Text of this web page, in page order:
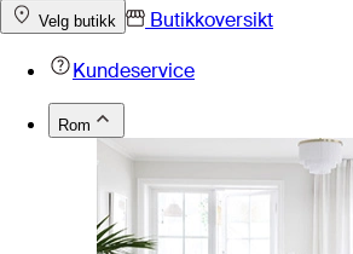
Velg butikk
Butikkoversikt
Kundeservice
Rom